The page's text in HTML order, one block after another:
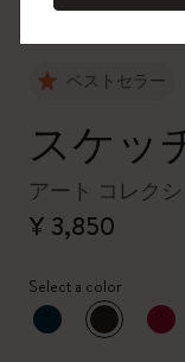
ベストセラー
スケッ
アート コレク
¥ 3,850
Select a color
選択済
*選択したカ